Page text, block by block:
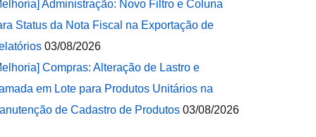
Administração: Novo Filtro e Coluna
Status da Nota Fiscal na Exportação de
03/08/2026
Compras: Alteração de Lastro e
em Lote para Produtos Unitários na
de Cadastro de Produtos 03/08/2026